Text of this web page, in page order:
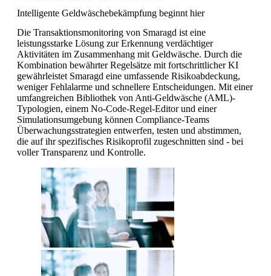
Intelligente Geldwäschebekämpfung beginnt hier
Die Transaktionsmonitoring von Smaragd ist eine
leistungsstarke Lösung zur Erkennung verdächtiger
Aktivitäten im Zusammenhang mit Geldwäsche. Durch die
Kombination bewährter Regelsätze mit fortschrittlicher KI
gewährleistet Smaragd eine umfassende Risikoabdeckung,
weniger Fehlalarme und schnellere Entscheidungen. Mit einer
umfangreichen Bibliothek von Anti-Geldwäsche (AML)-
Typologien, einem No-Code-Regel-Editor und einer
Simulationsumgebung können Compliance-Teams
Überwachungsstrategien entwerfen, testen und abstimmen,
die auf ihr spezifisches Risikoprofil zugeschnitten sind - bei
voller Transparenz und Kontrolle.